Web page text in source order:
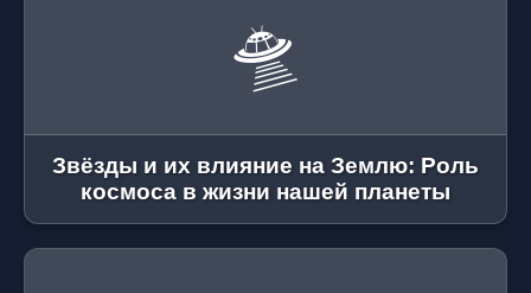
🛸
Звёзды и их влияние на Землю: Роль
космоса в жизни нашей планеты